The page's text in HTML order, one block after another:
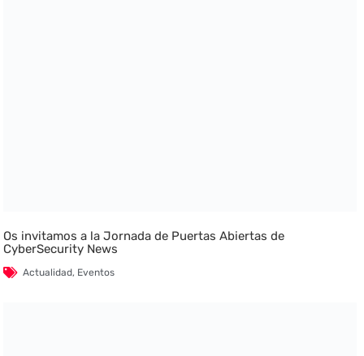
Os invitamos a la Jornada de Puertas Abiertas de
CyberSecurity News
Actualidad, Eventos